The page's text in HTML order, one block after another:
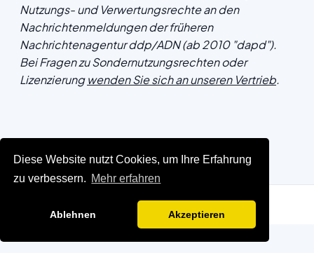
Diese Website nutzt Cookies, um Ihre Erfahrung
zu verbessern. Mehr erfahren
Ablehnen Akzeptieren
Nutzungs- und Verwertungsrechte an den
Nachrichtenmeldungen der früheren
Nachrichtenagentur ddp/ADN (ab 2010 "dapd").
Bei Fragen zu Sondernutzungsrechten oder
Lizenzierungwenden Sie sich an unseren Vertrieb.